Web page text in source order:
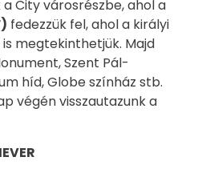
City városrészbe, ahol a
fedezzük fel, ahol a királyi
megtekinthetjük. Majd
Szent Pál-
híd, Globe színház stb.
végén visszautazunk a